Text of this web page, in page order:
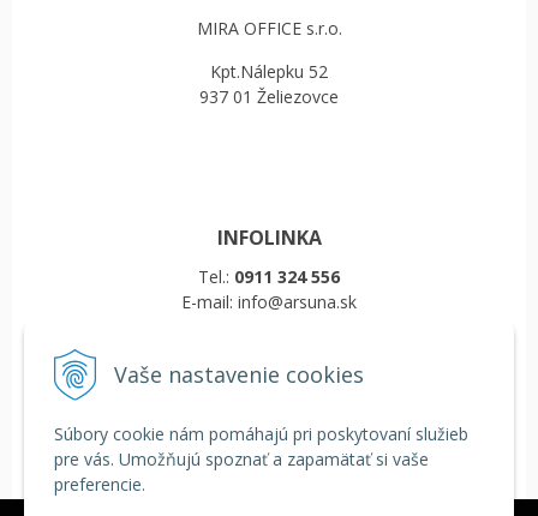
Vaše nastavenie cookies
Súbory cookie nám pomáhajú pri poskytovaní služieb
pre vás. Umožňujú spoznať a zapamätať si vaše
preferencie.
MIRA OFFICE s.r.o.
Kpt.Nálepku 52
937 01 Želiezovce
INFOLINKA
Tel.: 0911 324 556
E-mail: info@arsuna.sk
VŠETKO O NÁKUPE
Reklamačný poriadok
Doprava a platba